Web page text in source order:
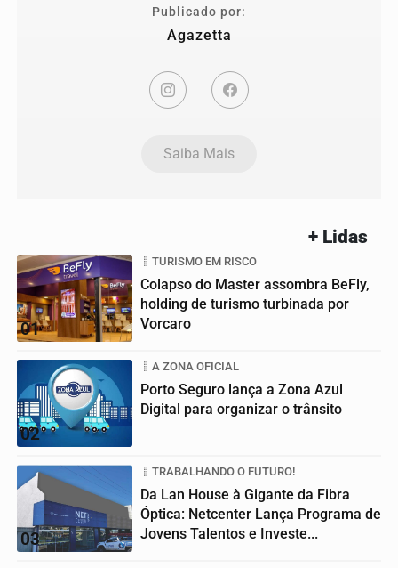
Publicado por:
Agazetta
Saiba Mais
+ Lidas
01
TURISMO EM RISCO
Colapso do Master assombra BeFly,
holding de turismo turbinada por
Vorcaro
02
A ZONA OFICIAL
Porto Seguro lança a Zona Azul
Digital para organizar o trânsito
03
TRABALHANDO O FUTURO!
Da Lan House à Gigante da Fibra
Óptica: Netcenter Lança Programa de
Jovens Talentos e Investe...